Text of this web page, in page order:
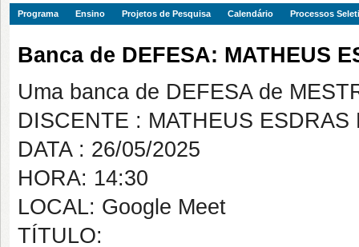
Programa Ensino Projetos de Pesquisa Calendário Processos
Banca de DEFESA: MATHEUS
Uma banca de DEFESA de
DISCENTE : MATHEUS
DATA : 26/05/2025
HORA: 14:30
LOCAL: Google Meet
TÍTULO: